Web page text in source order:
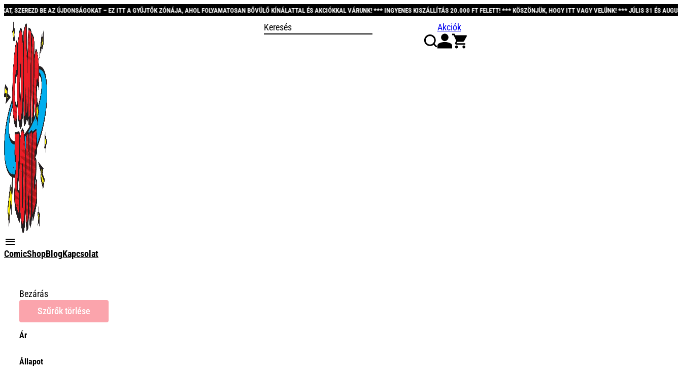
BE AZ ÚJDONSÁGOKAT – EZ ITT A GYŰJTŐK ZÓNÁJA, AHOL FOLYAMATOSAN BŐVÜLŐ KÍNÁLATTAL ÉS AKCIÓKKAL VÁRUNK! *** INGYENES KISZÁLLÍTÁS 20.000 FT FELETT! *** KÖSZÖNJÜK, HOGY ITT VAGY VELÜNK! *** JÚLIS 31 ÉS AUGUSZTUS 12.
ComicShopBlogKapcsolat
Akciók
Bezárás
Szűrők törlése
Ár
Ár
Állapot